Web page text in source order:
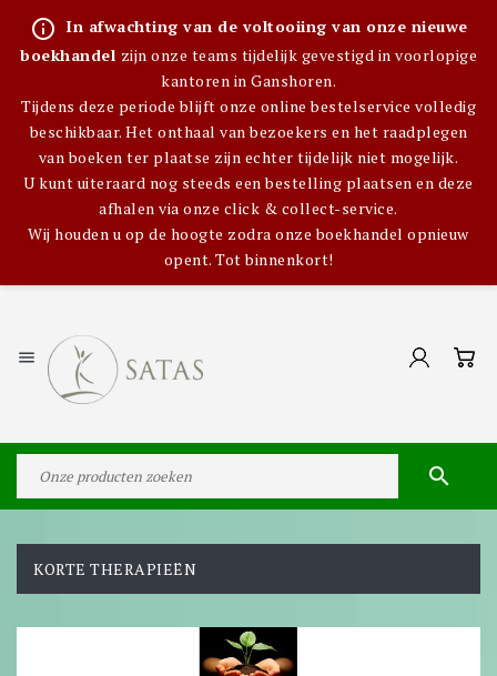
info_outline In afwachting van de voltooiing van onze nieuwe
boekhandel zijn onze teams tijdelijk gevestigd in voorlopige
kantoren in Ganshoren.
Tijdens deze periode blijft onze online bestelservice volledig
beschikbaar. Het onthaal van bezoekers en het raadplegen
van boeken ter plaatse zijn echter tijdelijk niet mogelijk.
U kunt uiteraard nog steeds een bestelling plaatsen en deze
afhalen via onze click & collect-service.
Wij houden u op de hoogte zodra onze boekhandel opnieuw
opent. Tot binnenkort!


KORTE THERAPIEËN